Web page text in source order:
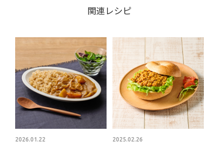
関連レシピ
2026.01.22 2025.02.26